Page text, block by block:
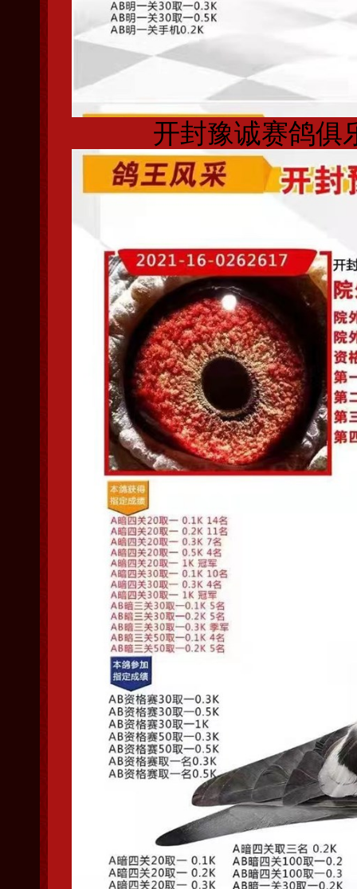
开封豫诚赛鸽俱